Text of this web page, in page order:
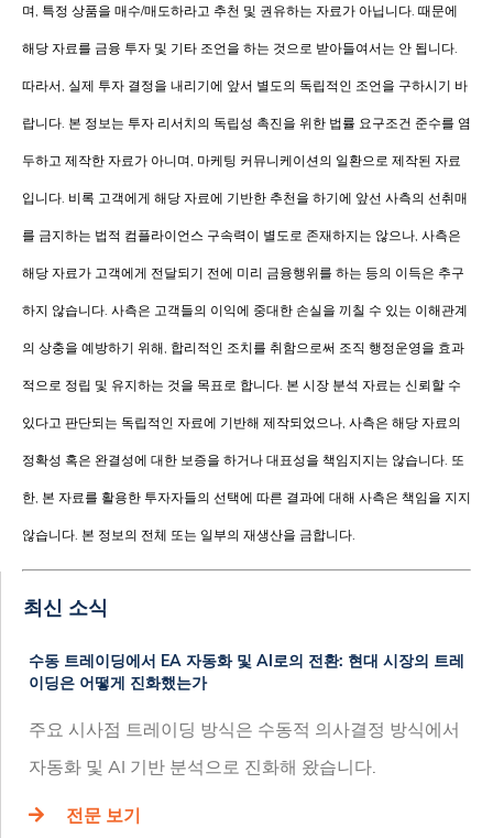
며, 특정 상품을 매수/매도하라고 추천 및 권유하는 자료가 아닙니다. 때문에
해당 자료를 금융 투자 및 기타 조언을 하는 것으로 받아들여서는 안 됩니다.
따라서, 실제 투자 결정을 내리기에 앞서 별도의 독립적인 조언을 구하시기 바
랍니다. 본 정보는 투자 리서치의 독립성 촉진을 위한 법률 요구조건 준수를 염
두하고 제작한 자료가 아니며, 마케팅 커뮤니케이션의 일환으로 제작된 자료
입니다. 비록 고객에게 해당 자료에 기반한 추천을 하기에 앞선 사측의 선취매
를 금지하는 법적 컴플라이언스 구속력이 별도로 존재하지는 않으나, 사측은
해당 자료가 고객에게 전달되기 전에 미리 금융행위를 하는 등의 이득은 추구
하지 않습니다. 사측은 고객들의 이익에 중대한 손실을 끼칠 수 있는 이해관계
의 상충을 예방하기 위해, 합리적인 조치를 취함으로써 조직 행정운영을 효과
적으로 정립 및 유지하는 것을 목표로 합니다. 본 시장 분석 자료는 신뢰할 수
있다고 판단되는 독립적인 자료에 기반해 제작되었으나, 사측은 해당 자료의
정확성 혹은 완결성에 대한 보증을 하거나 대표성을 책임지지는 않습니다. 또
한, 본 자료를 활용한 투자자들의 선택에 따른 결과에 대해 사측은 책임을 지지
않습니다. 본 정보의 전체 또는 일부의 재생산을 금합니다.
최신 소식
수동 트레이딩에서 EA 자동화 및 AI로의 전환: 현대 시장의 트레
이딩은 어떻게 진화했는가
주요 시사점 트레이딩 방식은 수동적 의사결정 방식에서
자동화 및 AI 기반 분석으로 진화해 왔습니다.
전문 보기